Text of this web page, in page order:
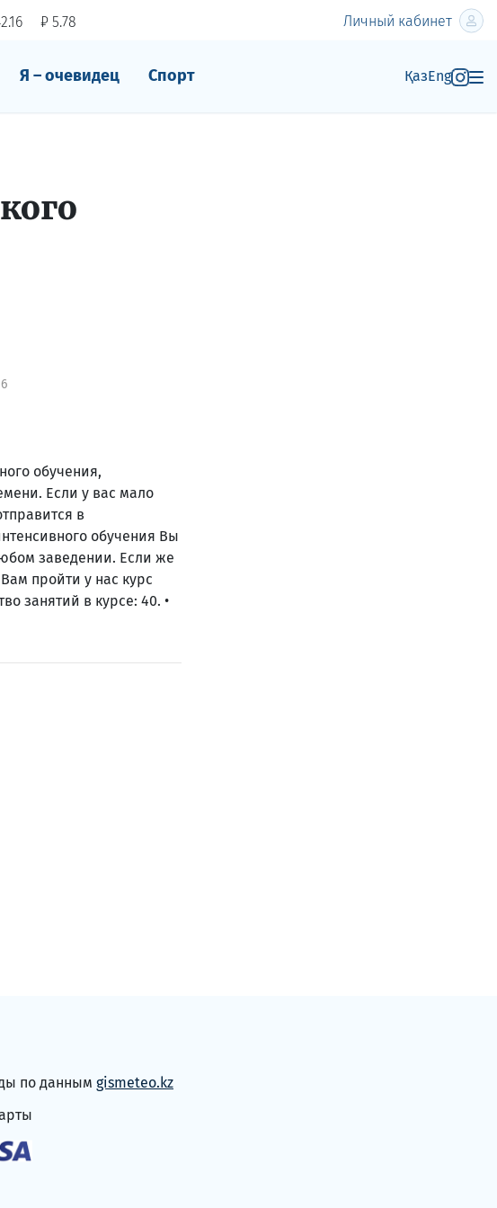
₽ 5.78 Личный кабинет
Я – очевидец Спорт ҚазEng
обучения,
Если у вас мало
в
обучения Вы
заведении. Если же
пройти у нас курс
занятий в курсе: 40. •
по данным gismeteo.kz